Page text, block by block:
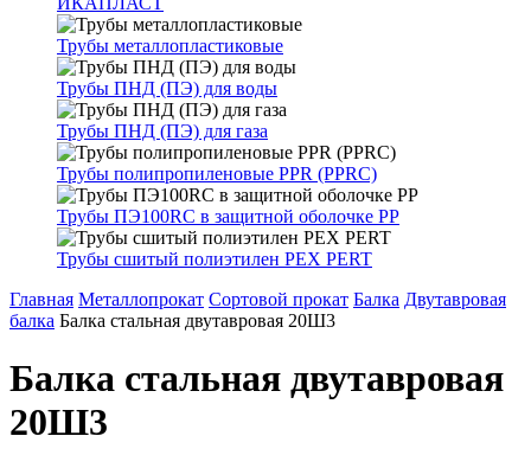
Трубы металлопластиковые
Трубы ПНД (ПЭ) для воды
Трубы ПНД (ПЭ) для газа
Трубы полипропиленовые PPR (PPRC)
Трубы ПЭ100RC в защитной оболочке PP
Трубы сшитый полиэтилен PEX PERT
Главная Металлопрокат Сортовой прокат Балка Двутавровая
балка Балка стальная двутавровая 20Ш3
Балка стальная двутавровая
20Ш3